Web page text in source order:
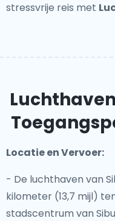
stressvrije reis met
Locatie en Vervoer:
- De luchthaven van
kilometer (13,7 mijl)
stadscentrum van